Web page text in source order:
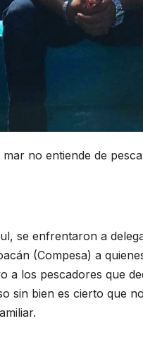
no entiende de
se enfrentaron a
(Compesa) a
a los pescadores que
sin bien es cierto que